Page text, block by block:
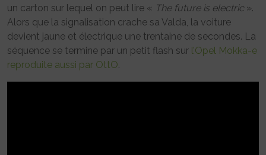
un carton sur lequel on peut lire « The future is electric ».
Alors que la signalisation crache sa Valda, la voiture
devient jaune et électrique une trentaine de secondes. La
séquence se termine par un petit flash sur l’Opel Mokka-e
reproduite aussi par OttO.